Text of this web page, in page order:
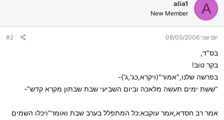
A
alia1
New Member
יום שני 08/05/2006 #2
בס"ד,
בקר טוב!
בפרשה שלנו,"אמור"(ויקרא,כג',ג')-
"ששת ימים תעשה מלאכה וביום השביעי שבת שבתון מקרא קדש"-
אמר רב חסדא,אמר עוקבא:כל המתפלל בערב שבת ואומר"ויכלו השמים